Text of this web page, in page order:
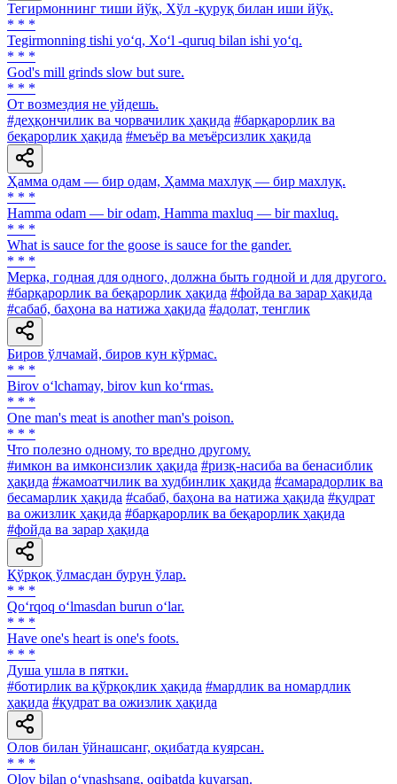
Тегирмоннинг тиши йўқ, Хўл -қуруқ билан иши йўқ.
* * *
Tegirmonning tishi yo‘q, Xo‘l -quruq bilan ishi yo‘q.
* * *
God's mill grinds slow but sure.
* * *
От возмездия не уйдешь.
#деҳқончилик ва чорвачилик ҳақида #барқарорлик ва
беқарорлик ҳақида #меъёр ва меъёрсизлик ҳақида
Ҳамма одам — бир одам, Ҳамма махлуқ — бир махлуқ.
* * *
Hamma odam — bir odam, Hamma maxluq — bir maxluq.
* * *
What is sauce for the goose is sauce for the gander.
* * *
Мерка, годная для одного, должна быть годной и для другого.
#барқарорлик ва беқарорлик ҳақида #фойда ва зарар ҳақида
#сабаб, баҳона ва натижа ҳақида #адолат, тенглик
Биров ўлчамай, биров кун кўрмас.
* * *
Birov o‘lchamay, birov kun ko‘rmas.
* * *
One man's meat is another man's poison.
* * *
Что полезно одному, то вредно другому.
#имкон ва имконсизлик ҳақида #ризқ-насиба ва бенасиблик
ҳақида #жамоатчилик ва худбинлик ҳақида #самарадорлик ва
бесамарлик ҳақида #сабаб, баҳона ва натижа ҳақида #қудрат
ва ожизлик ҳақида #барқарорлик ва беқарорлик ҳақида
#фойда ва зарар ҳақида
Қўрқоқ ўлмасдан бурун ўлар.
* * *
Qo‘rqoq o‘lmasdan burun o‘lar.
* * *
Have one's heart is one's foots.
* * *
Душа ушла в пятки.
#ботирлик ва қўрқоқлик ҳақида #мардлик ва номардлик
ҳақида #қудрат ва ожизлик ҳақида
Олов билан ўйнашсанг, оқибатда куярсан.
* * *
Olov bilan o‘ynashsang, oqibatda kuyarsan.